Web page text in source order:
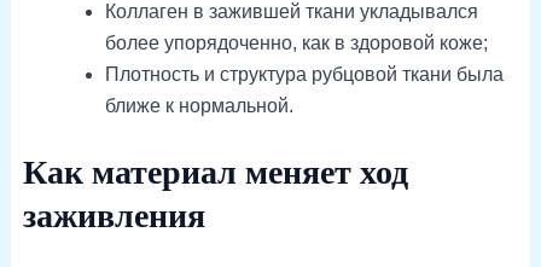
Коллаген в зажившей ткани укладывался
более упорядоченно, как в здоровой коже;
Плотность и структура рубцовой ткани была
ближе к нормальной.
Как материал меняет ход
заживления